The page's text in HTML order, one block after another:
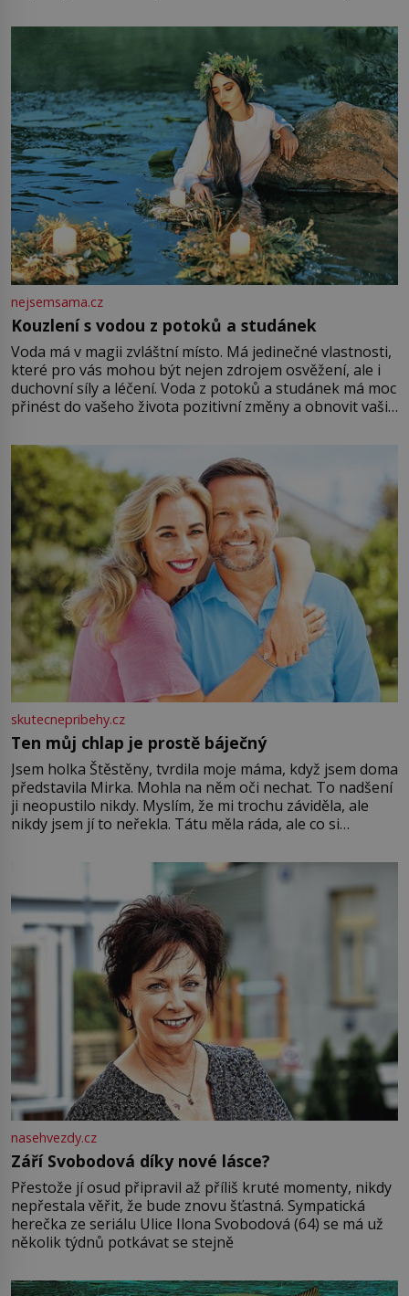
milostpaní. Stačí jenom na sukni,“ zhodnotí švadlena
množství růžového mušelínu. „Ošidili vás, podívejte.“
nejsemsama.cz
Kouzlení s vodou z potoků a studánek
Voda má v magii zvláštní místo. Má jedinečné vlastnosti,
které pro vás mohou být nejen zdrojem osvěžení, ale i
duchovní síly a léčení. Voda z potoků a studánek má moc
přinést do vašeho života pozitivní změny a obnovit vaši
můžete obohatit své rituály a přinést do svého života
větší harmonii a klid. Je důležité
skutecnepribehy.cz
Ten můj chlap je prostě báječný
Jsem holka Štěstěny, tvrdila moje máma, když jsem doma
představila Mirka. Mohla na něm oči nechat. To nadšení
ji neopustilo nikdy. Myslím, že mi trochu záviděla, ale
nikdy jsem jí to neřekla. Tátu měla ráda, ale co si
Jsme spolu moc rádi Tehdy byla jiná doba, když
nasehvezdy.cz
Září Svobodová díky nové lásce?
Přestože jí osud připravil až příliš kruté momenty, nikdy
nepřestala věřit, že bude znovu šťastná. Sympatická
herečka ze seriálu Ulice Ilona Svobodová (64) se má už
několik týdnů potkávat se stejně